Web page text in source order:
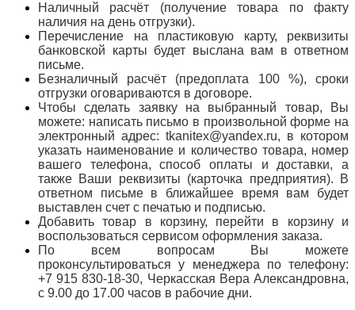
Наличный расчёт (получение товара по факту
наличия на день отгрузки).
Перечисление на пластиковую карту, реквизиты
банковской карты будет выслана вам в ответном
письме.
Безналичный расчёт (предоплата 100 %), сроки
отгрузки оговариваются в договоре.
Чтобы сделать заявку на выбранный товар, Вы
можете: написать письмо в произвольной форме на
электронный адрес: tkanitex@yandex.ru, в котором
указать наименование и количество товара, номер
вашего телефона, способ оплаты и доставки, а
также Ваши реквизиты (карточка предприятия). В
ответном письме в ближайшее время вам будет
выставлен счет с печатью и подписью.
Добавить товар в корзину, перейти в корзину и
воспользоваться сервисом оформления заказа.
По всем вопросам Вы можете
проконсультироваться у менеджера по телефону:
+7 915 830-18-30, Черкасская Вера Александровна,
с 9.00 до 17.00 часов в рабочие дни.